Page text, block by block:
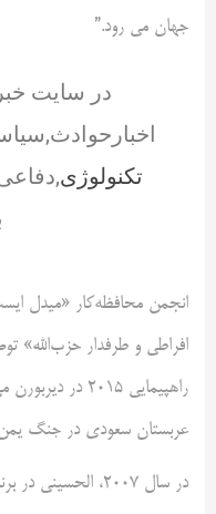
جهان می رود.”
در سایت
تکنولوژی
انجمن محافظه‌کار «میدل
افراطی و طرفدار حزب‌الله»
راهپیمایی
عربستان سعودی در جنگ
در سال ۲۰۰۷،